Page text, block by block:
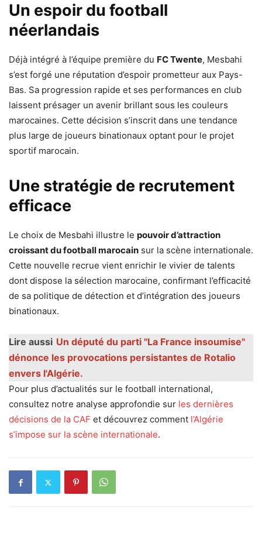
Un espoir du football
néerlandais
Déjà intégré à l’équipe première du FC Twente, Mesbahi
s’est forgé une réputation d’espoir prometteur aux Pays-
Bas. Sa progression rapide et ses performances en club
laissent présager un avenir brillant sous les couleurs
marocaines. Cette décision s’inscrit dans une tendance
plus large de joueurs binationaux optant pour le projet
sportif marocain.
Une stratégie de recrutement
efficace
Le choix de Mesbahi illustre le pouvoir d’attraction
croissant du football marocain sur la scène internationale.
Cette nouvelle recrue vient enrichir le vivier de talents
dont dispose la sélection marocaine, confirmant l’efficacité
de sa politique de détection et d’intégration des joueurs
binationaux.
Lire aussi Un député du parti "La France insoumise"
dénonce les provocations persistantes de Rotalio
envers l'Algérie.
Pour plus d’actualités sur le football international,
consultez notre analyse approfondie sur les dernières
décisions de la CAF et découvrez comment l’Algérie
s’impose sur la scène internationale.